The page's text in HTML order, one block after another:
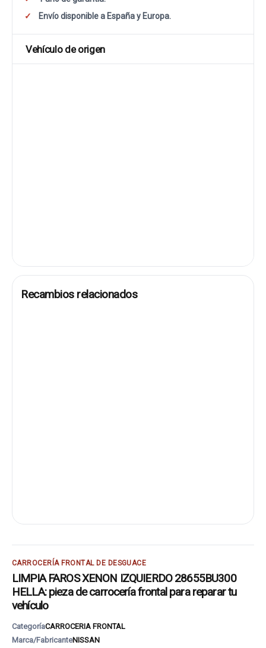
Envío disponible a España y Europa.
Vehículo de origen
Recambios relacionados
CARROCERÍA FRONTAL DE DESGUACE
LIMPIA FAROS XENON IZQUIERDO 28655BU300
HELLA: pieza de carrocería frontal para reparar tu
vehículo
CategoríaCARROCERIA FRONTAL
Marca/FabricanteNISSAN